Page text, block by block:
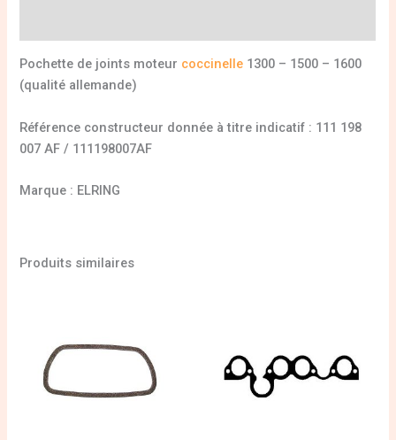
Pochette de joints moteur coccinelle 1300 – 1500 – 1600
(qualité allemande)
Référence constructeur donnée à titre indicatif : 111 198
007 AF / 111198007AF
Marque : ELRING
Produits similaires